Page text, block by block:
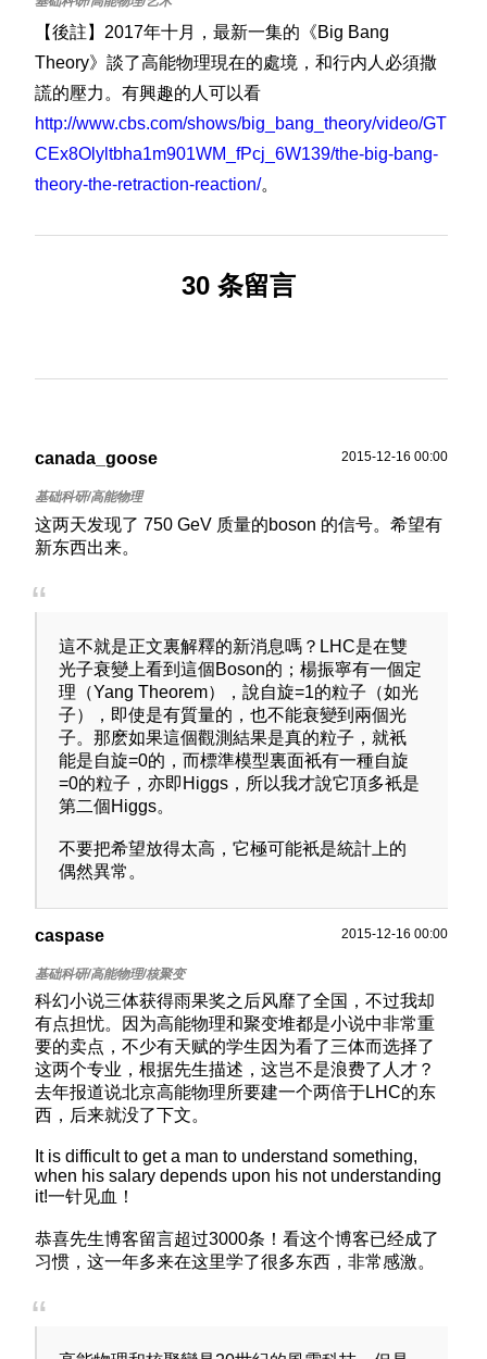
【後註】2017年十月，最新一集的《Big Bang
Theory》談了高能物理現在的處境，和行内人必須撒
謊的壓力。有興趣的人可以看
http://www.cbs.com/shows/big_bang_theory/video/GT
CEx8Olyltbha1m901WM_fPcj_6W139/the-big-bang-
theory-the-retraction-reaction/。
30 条留言
canada_goose 2015-12-16 00:00
这两天发现了 750 GeV 质量的boson 的信号。希望有
新东西出来。
這不就是正文裏解釋的新消息嗎？LHC是在雙
光子衰變上看到這個Boson的；楊振寧有一個定
理（Yang Theorem），說自旋=1的粒子（如光
子），即使是有質量的，也不能衰變到兩個光
子。那麽如果這個觀測結果是真的粒子，就衹
能是自旋=0的，而標準模型裏面衹有一種自旋
=0的粒子，亦即Higgs，所以我才說它頂多衹是
第二個Higgs。
不要把希望放得太高，它極可能衹是統計上的
偶然異常。
caspase 2015-12-16 00:00
科幻小说三体获得雨果奖之后风靡了全国，不过我却
有点担忧。因为高能物理和聚变堆都是小说中非常重
要的卖点，不少有天赋的学生因为看了三体而选择了
这两个专业，根据先生描述，这岂不是浪费了人才？
去年报道说北京高能物理所要建一个两倍于LHC的东
西，后来就没了下文。
It is difficult to get a man to understand something,
when his salary depends upon his not understanding
it!一针见血！
恭喜先生博客留言超过3000条！看这个博客已经成了
习惯，这一年多来在这里学了很多东西，非常感激。